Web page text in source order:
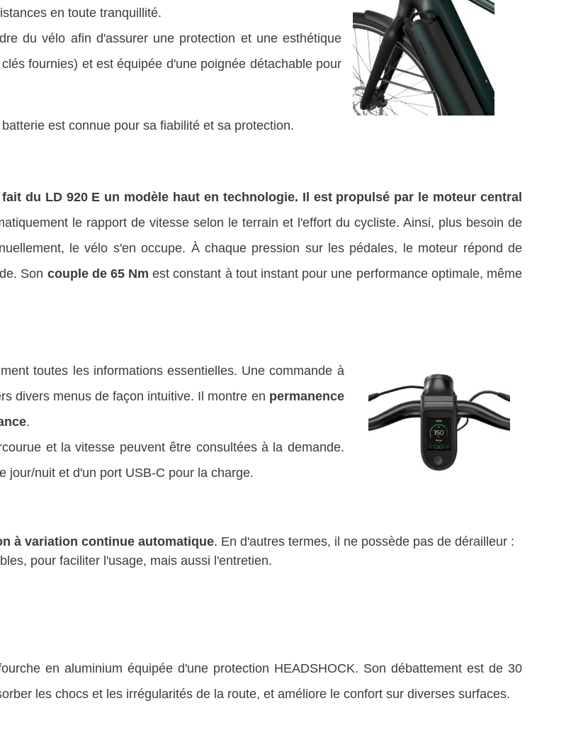
en toute tranquillité.
du vélo afin d'assurer une protection et une esthétique
fournies) et est équipée d'une poignée détachable pour
est connue pour sa fiabilité et sa protection.
du LD 920 E un modèle haut en technologie. Il est propulsé par le moteur central
le rapport de vitesse selon le terrain et l'effort du cycliste. Ainsi, plus besoin de
le vélo s'en occupe. À chaque pression sur les pédales, le moteur répond de
Son couple de 65 Nm est constant à tout instant pour une performance optimale, même
toutes les informations essentielles. Une commande à
divers menus de façon intuitive. Il montre en permanence
.
et la vitesse peuvent être consultées à la demande.
jour/nuit et d'un port USB-C pour la charge.
à variation continue automatique. En d'autres termes, il ne possède pas de dérailleur :
pour faciliter l'usage, mais aussi l'entretien.
en aluminium équipée d'une protection HEADSHOCK. Son débattement est de 30
les chocs et les irrégularités de la route, et améliore le confort sur diverses surfaces.